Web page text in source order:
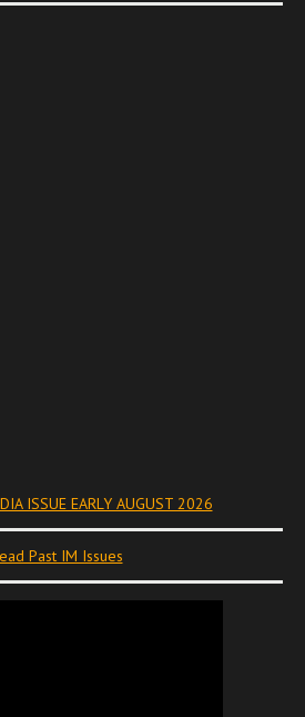
ISSUE EARLY AUGUST 2026
Past IM Issues